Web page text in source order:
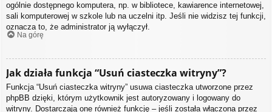
ogólnie dostępnego komputera, np. w bibliotece, kawiarence internetowej,
sali komputerowej w szkole lub na uczelni itp. Jeśli nie widzisz tej funkcji,
oznacza to, że administrator ją wyłączył.
Na górę
Jak działa funkcja “Usuń ciasteczka witryny”?
Funkcja “Usuń ciasteczka witryny” usuwa ciasteczka utworzone przez
phpBB dzięki, którym użytkownik jest autoryzowany i logowany do
witryny. Dostarczają one również funkcję – jeśli została włączona przez